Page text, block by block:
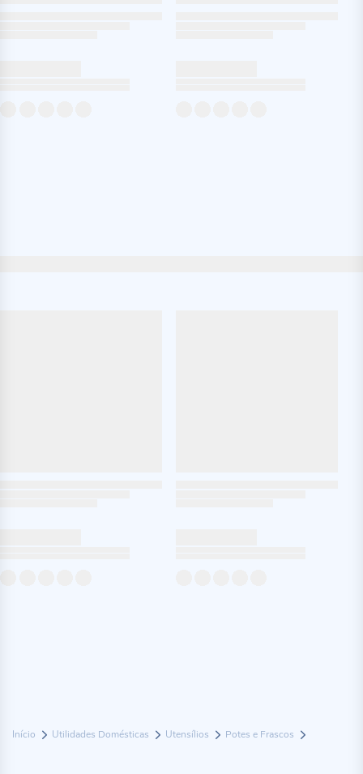
Início Utilidades Domésticas Utensílios Potes e Frascos